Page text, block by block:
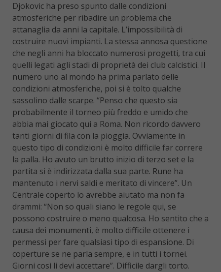
Djokovic ha preso spunto dalle condizioni
atmosferiche per ribadire un problema che
attanaglia da anni la capitale. L’impossibilità di
costruire nuovi impianti. La stessa annosa questione
che negli anni ha bloccato numerosi progetti, tra cui
quelli legati agli stadi di proprietà dei club calcistici. Il
numero uno al mondo ha prima parlato delle
condizioni atmosferiche, poi si è tolto qualche
sassolino dalle scarpe. “Penso che questo sia
probabilmente il torneo più freddo e umido che
abbia mai giocato qui a Roma. Non ricordo davvero
tanti giorni di fila con la pioggia. Ovviamente in
questo tipo di condizioni è molto difficile far correre
la palla. Ho avuto un brutto inizio di terzo set e la
partita si è indirizzata dalla sua parte. Rune ha
mantenuto i nervi saldi e meritato di vincere”. Un
Centrale coperto lo avrebbe aiutato ma non fa
drammi: “Non so quali siano le regole qui, se
possono costruire o meno qualcosa. Ho sentito che a
causa dei monumenti, è molto difficile ottenere i
permessi per fare qualsiasi tipo di espansione. Di
coperture se ne parla sempre, e in tutti i tornei.
Giorni così li devi accettare”. Difficile dargli torto.